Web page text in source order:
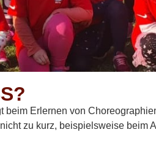
beim Erlernen von
zu kurz, beispielsweise beim